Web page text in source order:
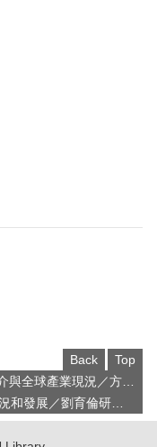
Back
Top